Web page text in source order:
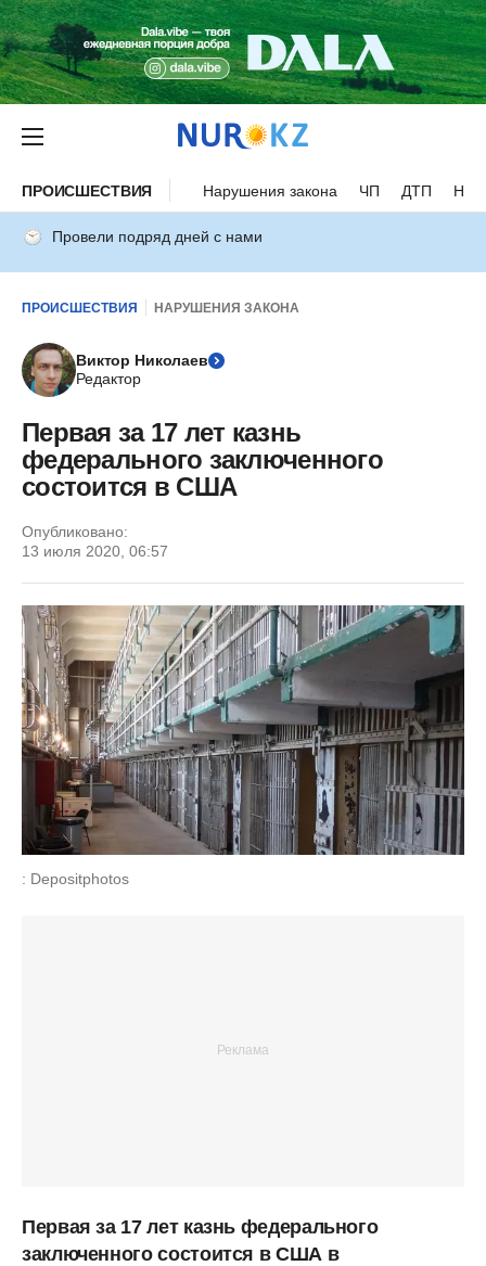
ПРОИСШЕСТВИЯ Нарушения закона ЧП ДТП
Провели подряд дней с нами
ПРОИСШЕСТВИЯ НАРУШЕНИЯ ЗАКОНА
Виктор Николаев
Редактор
Первая за 17 лет казнь
федерального заключенного
состоится в США
Опубликовано:
13 июля 2020, 06:57
: Depositphotos
Первая за 17 лет казнь федерального
заключенного состоится в США в